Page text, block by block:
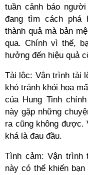
tuần cảnh báo
đang tìm cách phá
thành quả mà bản
qua. Chính vì thế,
hưởng đến hiệu quả
Tài lộc: Vận trình tài
khó tránh khỏi họa
của Hung Tinh
này gặp những
ra cũng không được.
khá là đau đầu.
Tình cảm: Vận trình
này có thể khiến